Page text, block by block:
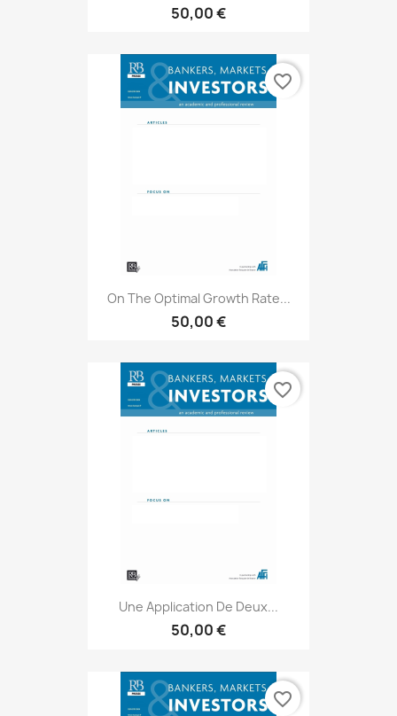
50,00 €
On The Optimal Growth Rate...
50,00 €
favorite_border
Une Application De Deux...
50,00 €
favorite_border
favorite_border